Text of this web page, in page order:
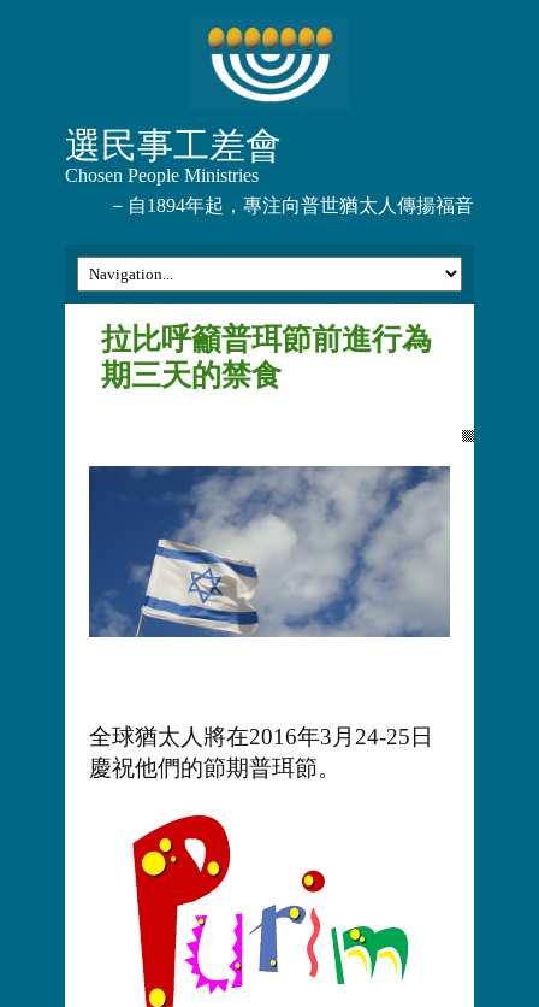
選民事工差會
Chosen People Ministries
－自1894年起，專注向普世猶太人傳揚福音
拉比呼籲普珥節前進行為
期三天的禁食
全球猶太人將在2016年3月24-25日
慶祝他們的節期普珥節。